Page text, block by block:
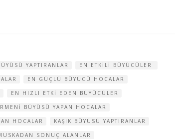
YAPTIRANLAR
EN ETKILI BÜYÜCÜLER
EN GÜÇLÜ BÜYÜCÜ HOCALAR
EN HIZLI ETKI EDEN BÜYÜCÜLER
BÜYÜSÜ YAPAN HOCALAR
HOCALAR
KAŞIK BÜYÜSÜ YAPTIRANLAR
SONUÇ ALANLAR